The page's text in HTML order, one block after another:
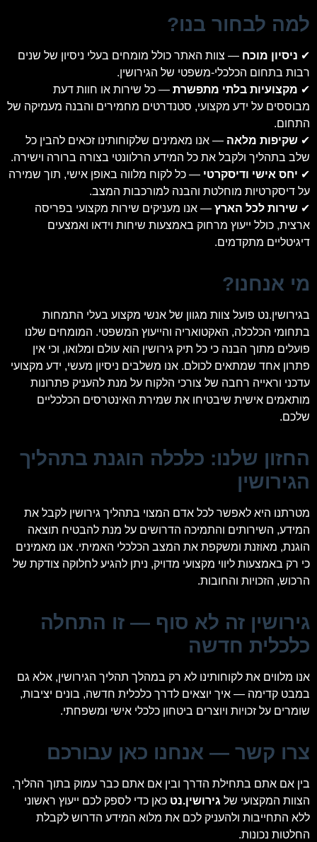
למה לבחור בנו?
✔ ניסיון מוכח — צוות האתר כולל מומחים בעלי ניסיון של שנים
רבות בתחום הכלכלי-משפטי של הגירושין.
✔ מקצועיות בלתי מתפשרת — כל שירות או חוות דעת
מבוססים על ידע מקצועי, סטנדרטים מחמירים והבנה מעמיקה של
התחום.
✔ שקיפות מלאה — אנו מאמינים שלקוחותינו זכאים להבין כל
שלב בתהליך ולקבל את כל המידע הרלוונטי בצורה ברורה וישירה.
✔ יחס אישי ודיסקרטי — כל לקוח מלווה באופן אישי, תוך שמירה
על דיסקרטיות מוחלטת והבנה למורכבות המצב.
✔ שירות לכל הארץ — אנו מעניקים שירות מקצועי בפריסה
ארצית, כולל ייעוץ מרחוק באמצעות שיחות וידאו ואמצעים
דיגיטליים מתקדמים.
מי אנחנו?
בגירושין.נט פועל צוות מגוון של אנשי מקצוע בעלי התמחות
בתחומי הכלכלה, האקטואריה והייעוץ המשפטי. המומחים שלנו
פועלים מתוך הבנה כי כל תיק גירושין הוא עולם ומלואו, וכי אין
פתרון אחד שמתאים לכולם. אנו משלבים ניסיון מעשי, ידע מקצועי
עדכני וראייה רחבה של צורכי הלקוח על מנת להעניק פתרונות
מותאמים אישית שיבטיחו את שמירת האינטרסים הכלכליים
שלכם.
החזון שלנו: כלכלה הוגנת בתהליך
הגירושין
מטרתנו היא לאפשר לכל אדם המצוי בתהליך גירושין לקבל את
המידע, השירותים והתמיכה הדרושים על מנת להבטיח תוצאה
הוגנת, מאוזנת ומשקפת את המצב הכלכלי האמיתי. אנו מאמינים
כי רק באמצעות ליווי מקצועי מדויק, ניתן להגיע לחלוקה צודקת של
הרכוש, הזכויות והחובות.
גירושין זה לא סוף — זו התחלה
כלכלית חדשה
אנו מלווים את לקוחותינו לא רק במהלך תהליך הגירושין, אלא גם
במבט קדימה — איך יוצאים לדרך כלכלית חדשה, בונים יציבות,
שומרים על זכויות ויוצרים ביטחון כלכלי אישי ומשפחתי.
צרו קשר — אנחנו כאן עבורכם
בין אם אתם בתחילת הדרך ובין אם אתם כבר עמוק בתוך ההליך,
הצוות המקצועי של גירושין.נט כאן כדי לספק לכם ייעוץ ראשוני
ללא התחייבות ולהעניק לכם את מלוא המידע הדרוש לקבלת
החלטות נכונות.